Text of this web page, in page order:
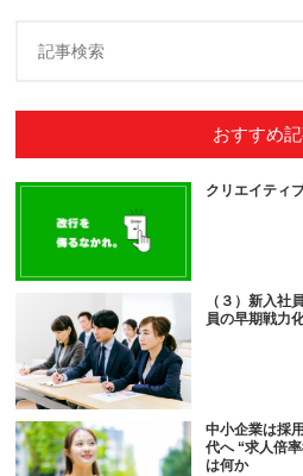
おすすめ
クリエイティ
（３）新入
員の早期戦力
中小企業は採
代へ “求人倍
は何か